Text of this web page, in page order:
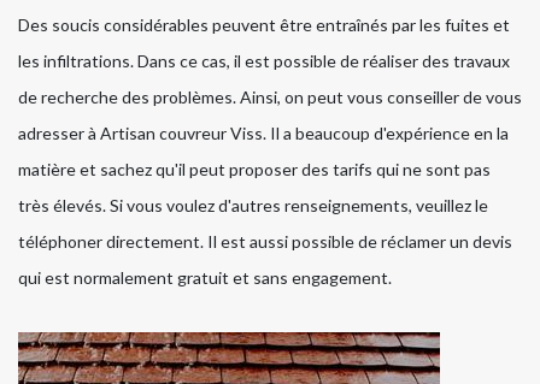
Des soucis considérables peuvent être entraînés par les fuites et
les infiltrations. Dans ce cas, il est possible de réaliser des travaux
de recherche des problèmes. Ainsi, on peut vous conseiller de vous
adresser à Artisan couvreur Viss. Il a beaucoup d'expérience en la
matière et sachez qu'il peut proposer des tarifs qui ne sont pas
très élevés. Si vous voulez d'autres renseignements, veuillez le
téléphoner directement. Il est aussi possible de réclamer un devis
qui est normalement gratuit et sans engagement.